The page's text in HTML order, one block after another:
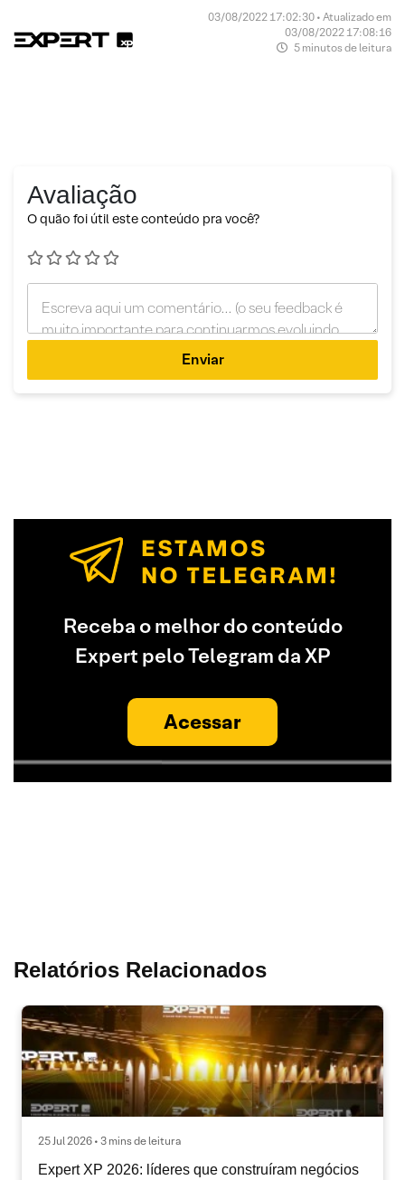
03/08/2022 17:02:30 • Atualizado em
03/08/2022 17:08:16
5 minutos de leitura
Avaliação
O quão foi útil este conteúdo pra você?
Enviar
Receba o melhor do conteúdo
Expert pelo Telegram da XP
Acessar
Relatórios Relacionados
25 Jul 2026 • 3 mins de leitura
Expert XP 2026: líderes que construíram negócios